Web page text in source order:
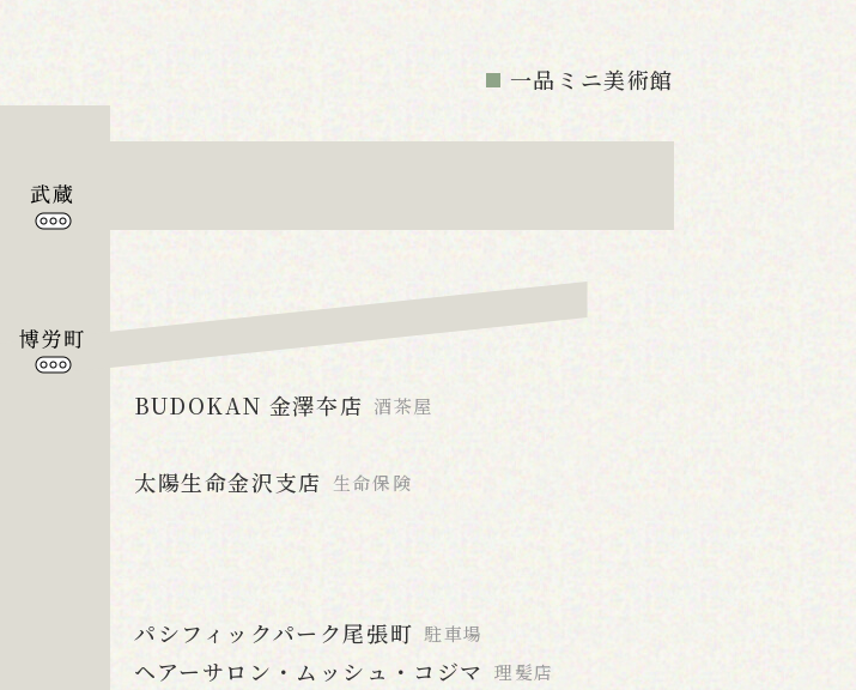
一品ミニ美術館
酒茶屋
BUDOKAN 金澤夲店
生命保険
太陽生命金沢支店
駐車場
パシフィックパーク尾張町
理髪店
ヘアーサロン・ムッシュ・コジマ